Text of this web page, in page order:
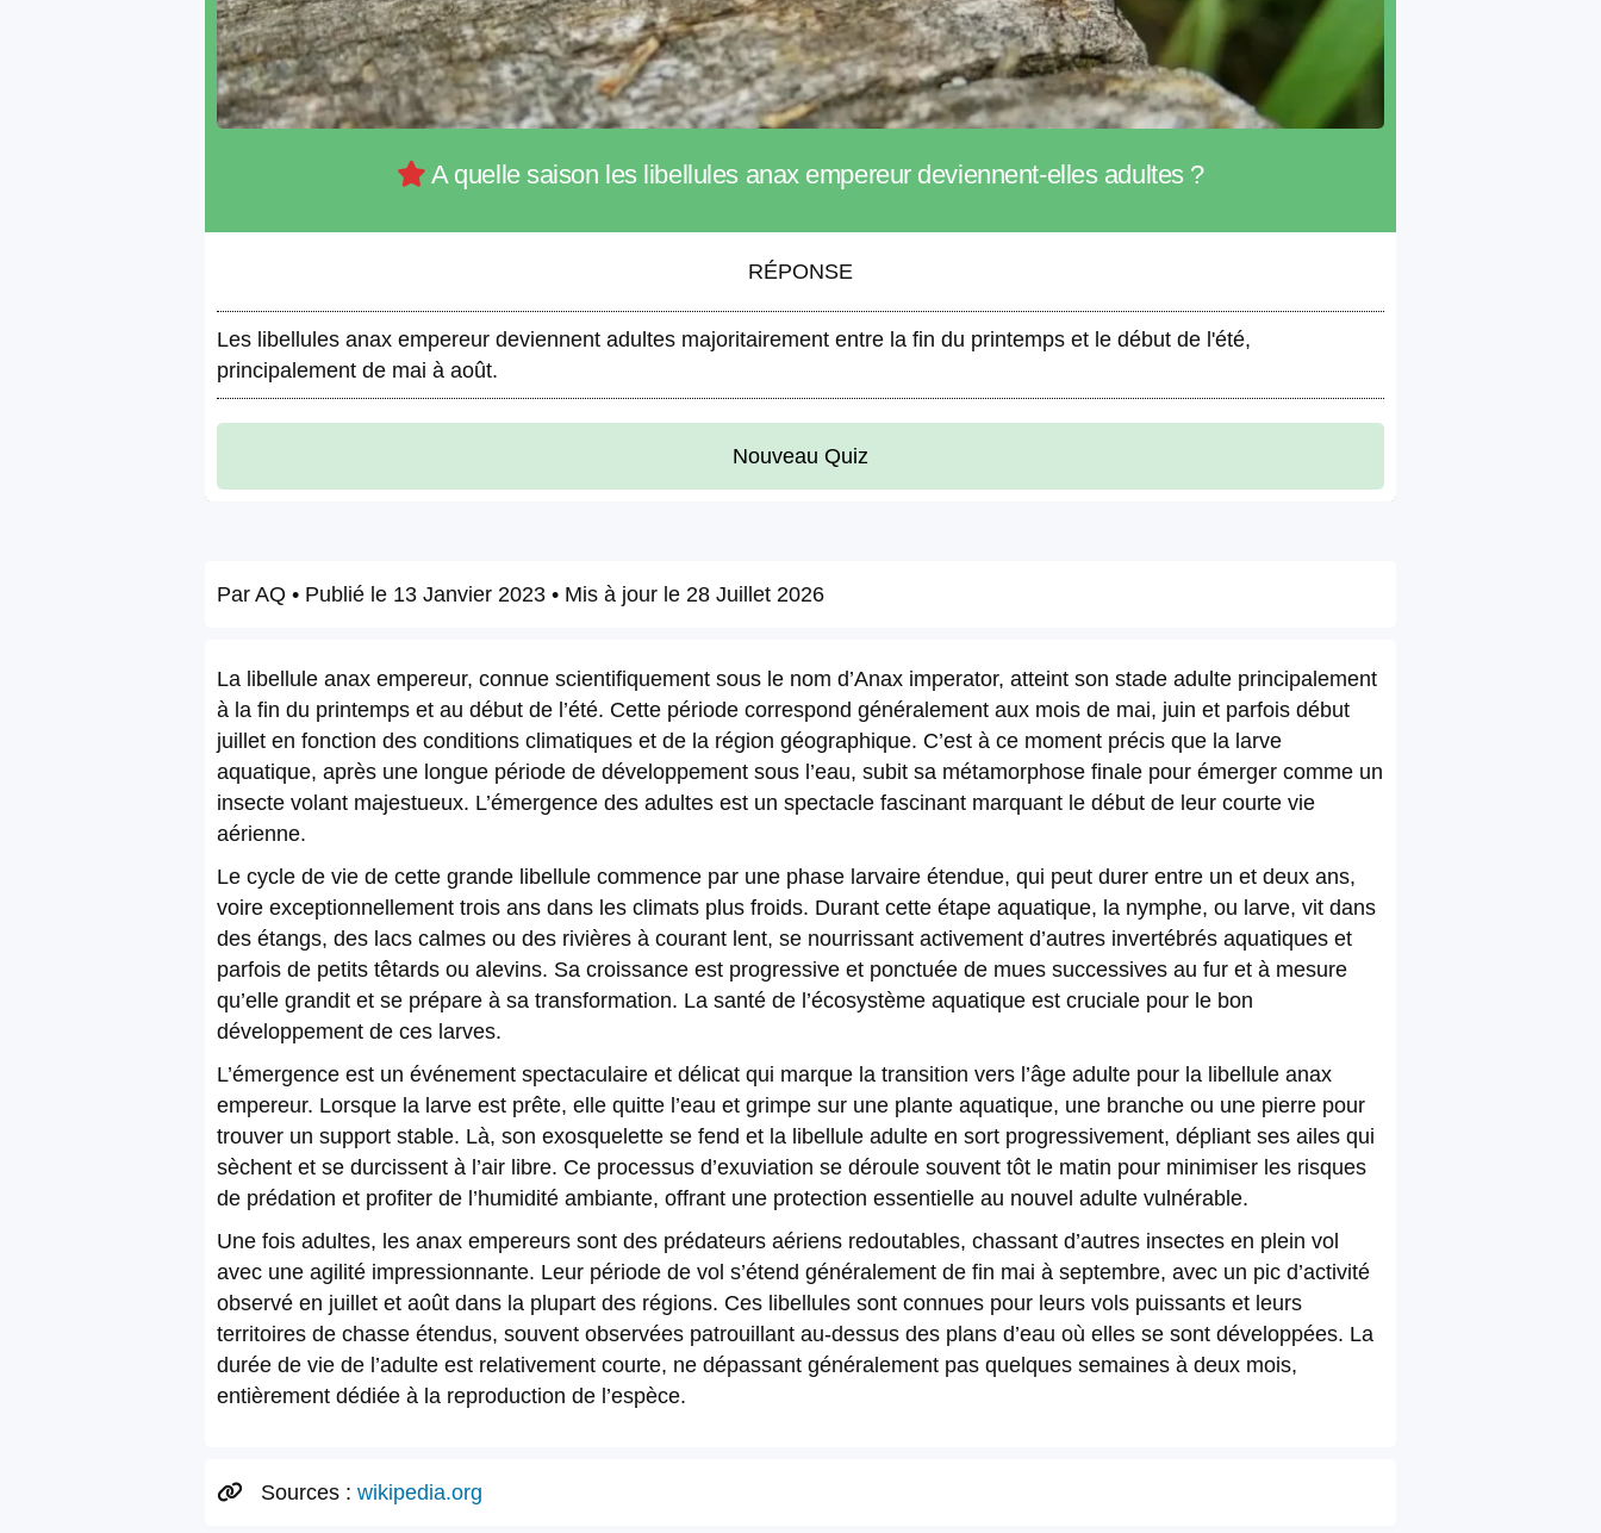
A quelle saison les libellules anax empereur deviennent-elles adultes ?
RÉPONSE
Les libellules anax empereur deviennent adultes majoritairement entre la fin du printemps et le début de l'été,
principalement de mai à août.
Nouveau Quiz
Par AQ • Publié le 13 Janvier 2023 • Mis à jour le 28 Juillet 2026
La libellule anax empereur, connue scientifiquement sous le nom d’Anax imperator, atteint son stade adulte principalement
à la fin du printemps et au début de l’été. Cette période correspond généralement aux mois de mai, juin et parfois début
juillet en fonction des conditions climatiques et de la région géographique. C’est à ce moment précis que la larve
aquatique, après une longue période de développement sous l’eau, subit sa métamorphose finale pour émerger comme un
insecte volant majestueux. L’émergence des adultes est un spectacle fascinant marquant le début de leur courte vie
aérienne.
Le cycle de vie de cette grande libellule commence par une phase larvaire étendue, qui peut durer entre un et deux ans,
voire exceptionnellement trois ans dans les climats plus froids. Durant cette étape aquatique, la nymphe, ou larve, vit dans
des étangs, des lacs calmes ou des rivières à courant lent, se nourrissant activement d’autres invertébrés aquatiques et
parfois de petits têtards ou alevins. Sa croissance est progressive et ponctuée de mues successives au fur et à mesure
qu’elle grandit et se prépare à sa transformation. La santé de l’écosystème aquatique est cruciale pour le bon
développement de ces larves.
L’émergence est un événement spectaculaire et délicat qui marque la transition vers l’âge adulte pour la libellule anax
empereur. Lorsque la larve est prête, elle quitte l’eau et grimpe sur une plante aquatique, une branche ou une pierre pour
trouver un support stable. Là, son exosquelette se fend et la libellule adulte en sort progressivement, dépliant ses ailes qui
sèchent et se durcissent à l’air libre. Ce processus d’exuviation se déroule souvent tôt le matin pour minimiser les risques
de prédation et profiter de l’humidité ambiante, offrant une protection essentielle au nouvel adulte vulnérable.
Une fois adultes, les anax empereurs sont des prédateurs aériens redoutables, chassant d’autres insectes en plein vol
avec une agilité impressionnante. Leur période de vol s’étend généralement de fin mai à septembre, avec un pic d’activité
observé en juillet et août dans la plupart des régions. Ces libellules sont connues pour leurs vols puissants et leurs
territoires de chasse étendus, souvent observées patrouillant au-dessus des plans d’eau où elles se sont développées. La
durée de vie de l’adulte est relativement courte, ne dépassant généralement pas quelques semaines à deux mois,
entièrement dédiée à la reproduction de l’espèce.
Sources : wikipedia.org